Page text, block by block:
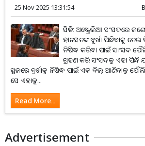
25 Nov 2025 13:31:54
ସିଡନି: ଅଷ୍ଟ୍ରେଲିଆ ସଂସଦରେ
ହାନସନଙ୍କ ବୁର୍ଖା ପିନ୍ଧିବାକୁ ନେଇ
ନିଷିଦ୍ଧ କରିବା ପାଇଁ ସାଂସଦ
ଗ୍ରହଣ କରି ସଂସଦକୁ ଏହା ପିନ୍ଧି
ସ୍ଥଳରେ ବୁର୍ଖାକୁ ନିଷିଦ୍ଧ ପାଇଁ ଏକ ବିଲ୍‌ ଆଣିବାକୁ
ସେ ଏହାକୁ...
Read More...
Advertisement